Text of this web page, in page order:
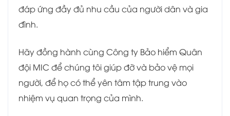
đáp ứng đầy đủ nhu cầu của người dân và gia
đình.
Hãy đồng hành cùng Công ty Bảo hiểm Quân
đội MIC để chúng tôi giúp đỡ và bảo vệ mọi
người, để họ có thể yên tâm tập trung vào
nhiệm vụ quan trọng của mình.